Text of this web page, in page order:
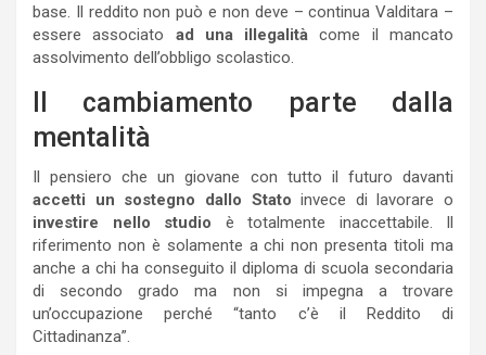
base. Il reddito non può e non deve – continua Valditara –
essere associato ad una illegalità come il mancato
assolvimento dell’obbligo scolastico.
Il cambiamento parte dalla
mentalità
Il pensiero che un giovane con tutto il futuro davanti
accetti un sostegno dallo Stato invece di lavorare o
investire nello studio è totalmente inaccettabile. Il
riferimento non è solamente a chi non presenta titoli ma
anche a chi ha conseguito il diploma di scuola secondaria
di secondo grado ma non si impegna a trovare
un’occupazione perché “tanto c’è il Reddito di
Cittadinanza”.